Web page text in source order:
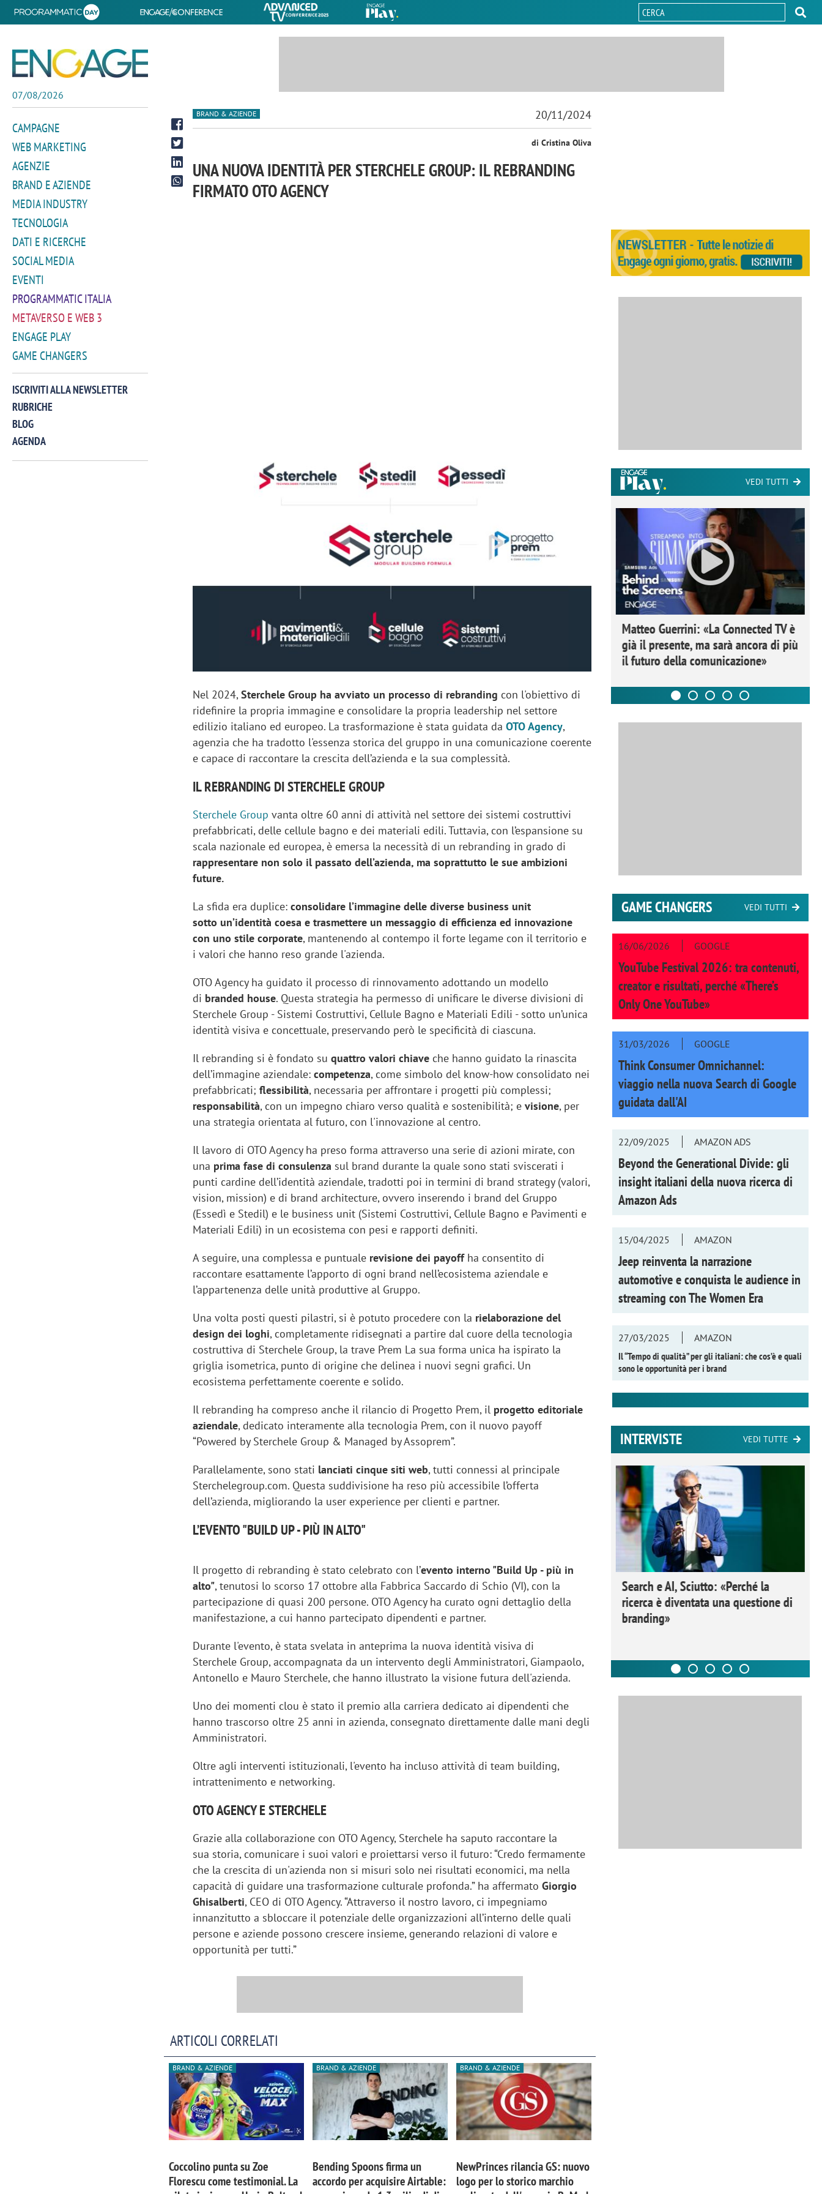
07/08/2026
CAMPAGNE
WEB MARKETING
AGENZIE
BRAND E AZIENDE
MEDIA INDUSTRY
TECNOLOGIA
DATI E RICERCHE
SOCIAL MEDIA
EVENTI
PROGRAMMATIC ITALIA
METAVERSO E WEB 3
ENGAGE PLAY
GAME CHANGERS
ISCRIVITI ALLA NEWSLETTER
RUBRICHE
BLOG
AGENDA
BRAND & AZIENDE 20/11/2024
di Cristina Oliva
UNA NUOVA IDENTITÀ PER STERCHELE GROUP: IL REBRANDING
FIRMATO OTO AGENCY
Nel 2024,Sterchele Group ha avviato un processo di rebranding con l'obiettivo di
ridefinire la propria immagine e consolidare la propria leadership nel settore
edilizio italiano ed europeo. La trasformazione è stata guidata daOTO Agency,
agenzia che ha tradotto l'essenza storica del gruppo in una comunicazione coerente
e capace di raccontare la crescita dell’azienda e la sua complessità.
IL REBRANDING DI STERCHELE GROUP
Sterchele Group vanta oltre 60 anni di attività nel settore dei sistemi costruttivi
prefabbricati, delle cellule bagno e dei materiali edili. Tuttavia, con l’espansione su
scala nazionale ed europea, è emersa la necessità di un rebranding in grado di
rappresentare non solo il passato dell’azienda, ma soprattutto le sue ambizioni
future.
La sfida era duplice:consolidare l’immagine delle diverse business unit
sotto un’identità coesa e trasmettere un messaggio di efficienza ed innovazione
con uno stile corporate, mantenendo al contempo il forte legame con il territorio e
i valori che hanno reso grande l'azienda.
OTO Agency ha guidato il processo di rinnovamento adottando un modello
di branded house. Questa strategia ha permesso di unificare le diverse divisioni di
Sterchele Group - Sistemi Costruttivi, Cellule Bagno e Materiali Edili - sotto un’unica
identità visiva e concettuale, preservando però le specificità di ciascuna.
Il rebranding si è fondato suquattro valori chiave che hanno guidato la rinascita
dell’immagine aziendale:competenza, come simbolo del know-how consolidato nei
prefabbricati;flessibilità, necessaria per affrontare i progetti più complessi;
responsabilità, con un impegno chiaro verso qualità e sostenibilità; evisione, per
una strategia orientata al futuro, con l'innovazione al centro.
Il lavoro di OTO Agency ha preso forma attraverso una serie di azioni mirate, con
una prima fase di consulenza sul brand durante la quale sono stati sviscerati i
punti cardine dell’identità aziendale, tradotti poi in termini di brand strategy (valori,
vision, mission) e di brand architecture, ovvero inserendo i brand del Gruppo
(Essedì e Stedil) e le business unit (Sistemi Costruttivi, Cellule Bagno e Pavimenti e
Materiali Edili) in un ecosistema con pesi e rapporti definiti.
A seguire, una complessa e puntuale revisione dei payoff ha consentito di
raccontare esattamente l’apporto di ogni brand nell’ecosistema aziendale e
l’appartenenza delle unità produttive al Gruppo.
Una volta posti questi pilastri, si è potuto procedere con la rielaborazione del
design dei loghi, completamente ridisegnati a partire dal cuore della tecnologia
costruttiva di Sterchele Group, la trave Prem La sua forma unica ha ispirato la
griglia isometrica, punto di origine che delinea i nuovi segni grafici. Un
ecosistema perfettamente coerente e solido.
Il rebranding ha compreso anche il rilancio di Progetto Prem, il progetto editoriale
aziendale, dedicato interamente alla tecnologia Prem, con il nuovo payoff
“Powered by Sterchele Group & Managed by Assoprem”.
Parallelamente, sono stati lanciati cinque siti web, tutti connessi al principale
Sterchelegroup.com. Questa suddivisione ha reso più accessibile l’offerta
dell’azienda, migliorando la user experience per clienti e partner.
L’EVENTO "BUILD UP - PIÙ IN ALTO"
Il progetto di rebranding è stato celebrato con l’evento interno "Build Up - più in
alto", tenutosi lo scorso 17 ottobre alla Fabbrica Saccardo di Schio (VI), con la
partecipazione di quasi 200 persone. OTO Agency ha curato ogni dettaglio della
manifestazione, a cui hanno partecipato dipendenti e partner.
Durante l'evento, è stata svelata in anteprima la nuova identità visiva di
Sterchele Group, accompagnata da un intervento degli Amministratori, Giampaolo,
Antonello e Mauro Sterchele, che hanno illustrato la visione futura dell'azienda.
Uno dei momenti clou è stato il premio alla carriera dedicato ai dipendenti che
hanno trascorso oltre 25 anni in azienda, consegnato direttamente dalle mani degli
Amministratori.
Oltre agli interventi istituzionali, l'evento ha incluso attività di team building,
intrattenimento e networking.
OTO AGENCY E STERCHELE
Grazie alla collaborazione con OTO Agency, Sterchele ha saputo raccontare la
sua storia, comunicare i suoi valori e proiettarsi verso il futuro: “Credo fermamente
che la crescita di un'azienda non si misuri solo nei risultati economici, ma nella
capacità di guidare una trasformazione culturale profonda.” ha affermatoGiorgio
Ghisalberti, CEO di OTO Agency. “Attraverso il nostro lavoro, ci impegniamo
innanzitutto a sbloccare il potenziale delle organizzazioni all’interno delle quali
persone e aziende possono crescere insieme, generando relazioni di valore e
opportunità per tutti.”
ARTICOLI CORRELATI
BRAND & AZIENDE
Coccolino punta su Zoe
Florescu come testimonial. La
BRAND & AZIENDE
Bending Spoons firma un
accordo per acquisire Airtable:
BRAND & AZIENDE
NewPrinces rilancia GS: nuovo
logo per lo storico marchio
VEDI TUTTI
Perez, Samsung Ads: «L'Italia è un
mercato strategico e continuerà a
Networking agli eventi: come la
startup Kicè punta a eliminare lo
Matteo Guerrini: «La Connected TV è
già il presente, ma sarà ancora di più
il futuro della comunicazione»
GAME CHANGERS VEDI TUTTI
16/06/2026 GOOGLE
YouTube Festival 2026: tra contenuti,
creator e risultati, perché «There’s
Only One YouTube»
31/03/2026 GOOGLE
Think Consumer Omnichannel:
viaggio nella nuova Search di Google
guidata dall'AI
22/09/2025 AMAZON ADS
Beyond the Generational Divide: gli
insight italiani della nuova ricerca di
Amazon Ads
15/04/2025 AMAZON
Jeep reinventa la narrazione
automotive e conquista le audience in
streaming conThe Women Era
27/03/2025
AMAZON
Il “Tempo di qualità” per gli italiani: che cos’è e quali
sono le opportunità per i brand
INTERVISTE VEDI TUTTE
comunicazione crea un brand food:
Emanuele Viora di Deloitte Digital:
«La creatività resta centrale, l’AI deve
amplificare il talento»
Ricerche di mercato. Neri, Ipsos
Doxa: «Non basta più descrivere i
fenomeni: bisogna comprenderli e
Search e AI, Sciutto: «Perché la
ricerca è diventata una questione di
branding»